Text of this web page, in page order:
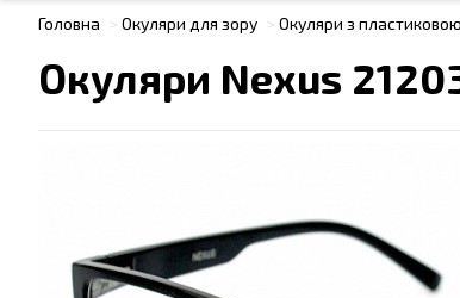
Головна Окуляри для зору Окуляри з
Окуляри Nexus